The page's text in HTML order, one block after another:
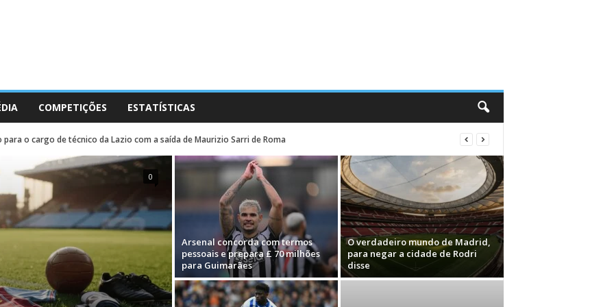
COMPETIÇÕES ESTATÍSTICAS
o cargo de técnico da Lazio com a saída de Maurizio Sarri de Roma
0
Arsenal concorda com termos
pessoais e prepara £ 70 milhões
para Guimarães
O verdadeiro mundo de Madrid,
para negar a cidade de Rodri
disse